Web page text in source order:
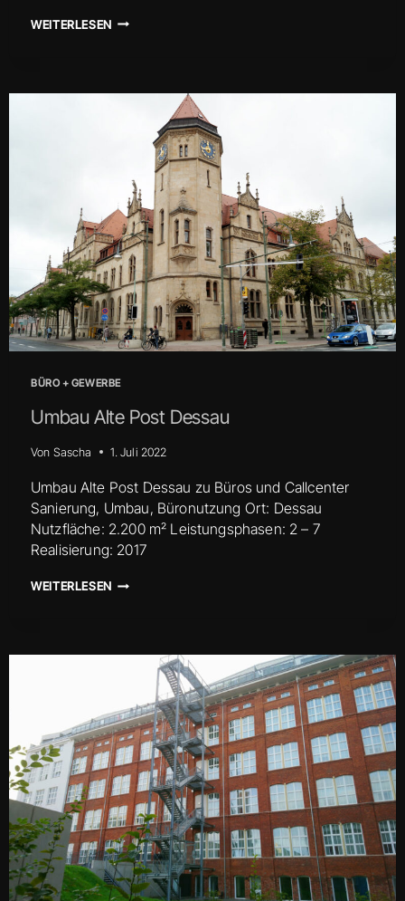
WEITERLESEN MWG-
BÜRO + GEWERBE
Umbau Alte Post Dessau
Von Sascha 1. Juli 2022
Umbau Alte Post Dessau zu Büros und Callcenter
Sanierung, Umbau, Büronutzung Ort: Dessau
Nutzfläche: 2.200 m² Leistungsphasen: 2 – 7
Realisierung: 2017
WEITERLESEN UMBAU